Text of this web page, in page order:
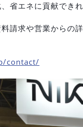
省エネに貢献できれ
請求や営業からの
contact/